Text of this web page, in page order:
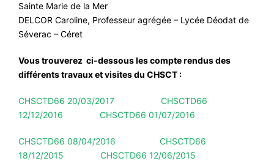
Sainte Marie de la Mer
DELCOR Caroline, Professeur agrégée – Lycée Déodat de
Séverac – Céret
Vous trouverez ci-dessous les compte rendus des
différents travaux et visites du CHSCT :
CHSCTD66 20/03/2017
CHSCTD66
12/12/2016
CHSCTD66 01/07/2016
CHSCTD66 08/04/2016
CHSCTD66
18/12/2015
CHSCTD66 12/06/2015